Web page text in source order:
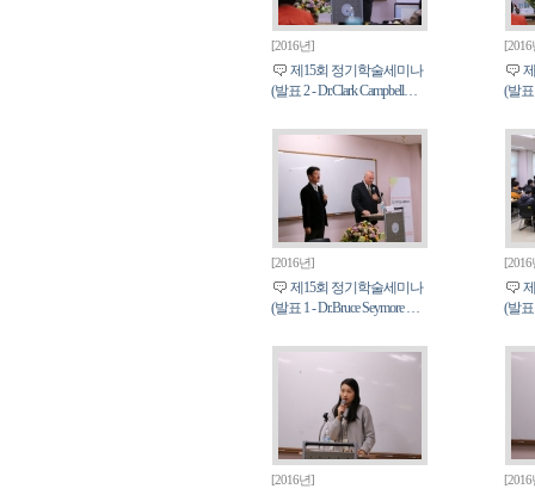
[2016년]
제15회 정기학술세미나
(발표 2 - Dr.Clark Campbell…
(발표
[2016년]
제15회 정기학술세미나
(발표 1 - Dr.Bruce Seymore …
(발표
[2016년]